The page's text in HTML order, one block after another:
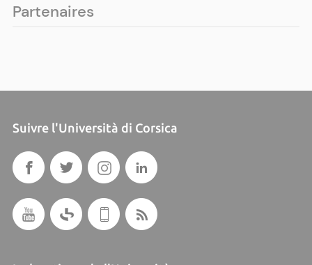
Partenaires
Suivre l'Università di Corsica